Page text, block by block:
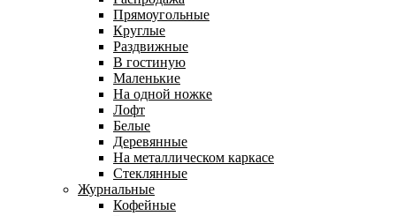
Прямоугольные
Круглые
Раздвижные
В гостиную
Маленькие
На одной ножке
Лофт
Белые
Деревянные
На металлическом каркасе
Стеклянные
Журнальные
Кофейные